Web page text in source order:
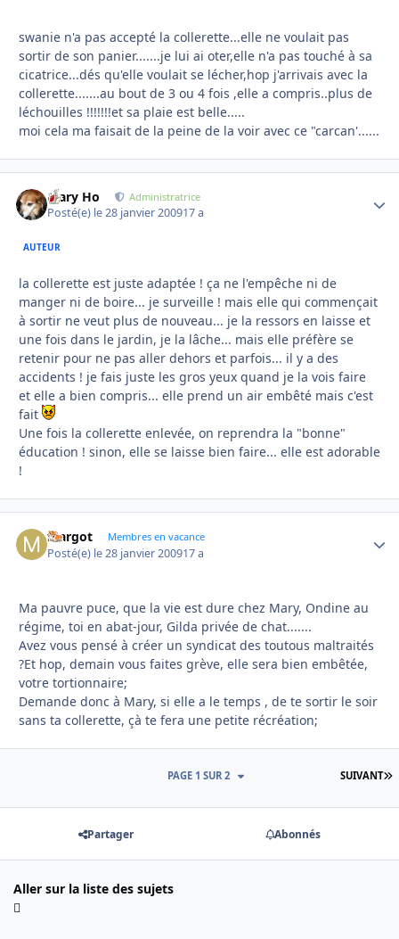
swanie n'a pas accepté la collerette...elle ne voulait pas
sortir de son panier.......je lui ai oter,elle n'a pas touché à sa
cicatrice...dés qu'elle voulait se lécher,hop j'arrivais avec la
collerette.......au bout de 3 ou 4 fois ,elle a compris..plus de
léchouilles !!!!!!!et sa plaie est belle.....
moi cela ma faisait de la peine de la voir avec ce "carcan'......
Mary Ho Administratrice
Posté(e) le 28 janvier 200917 a
AUTEUR
la collerette est juste adaptée ! ça ne l'empêche ni de
manger ni de boire... je surveille ! mais elle qui commençait
à sortir ne veut plus de nouveau... je la ressors en laisse et
une fois dans le jardin, je la lâche... mais elle préfère se
retenir pour ne pas aller dehors et parfois... il y a des
accidents ! je fais juste les gros yeux quand je la vois faire
et elle a bien compris... elle prend un air embêté mais c'est
fait
Une fois la collerette enlevée, on reprendra la "bonne"
éducation ! sinon, elle se laisse bien faire... elle est adorable
!
Margot Membres en vacance
Posté(e) le 28 janvier 200917 a
Ma pauvre puce, que la vie est dure chez Mary, Ondine au
régime, toi en abat-jour, Gilda privée de chat.......
Avez vous pensé à créer un syndicat des toutous maltraités
?Et hop, demain vous faites grève, elle sera bien embêtée,
votre tortionnaire;
Demande donc à Mary, si elle a le temps , de te sortir le soir
sans ta collerette, çà te fera une petite récréation;
SUIVANT
PAGE 1 SUR 2
Partager Abonnés
Aller sur la liste des sujets